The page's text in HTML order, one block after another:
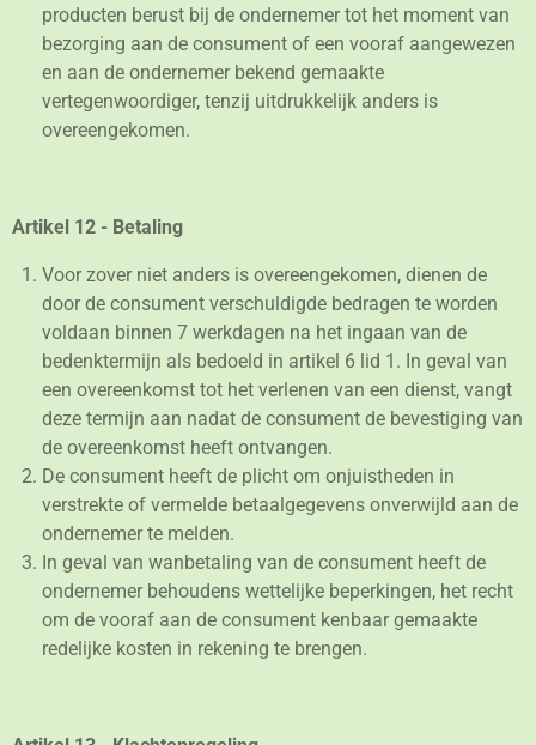
producten berust bij de ondernemer tot het moment van
bezorging aan de consument of een vooraf aangewezen
en aan de ondernemer bekend gemaakte
vertegenwoordiger, tenzij uitdrukkelijk anders is
overeengekomen.
Artikel 12 - Betaling
Voor zover niet anders is overeengekomen, dienen de
door de consument verschuldigde bedragen te worden
voldaan binnen 7 werkdagen na het ingaan van de
bedenktermijn als bedoeld in artikel 6 lid 1. In geval van
een overeenkomst tot het verlenen van een dienst, vangt
deze termijn aan nadat de consument de bevestiging van
de overeenkomst heeft ontvangen.
De consument heeft de plicht om onjuistheden in
verstrekte of vermelde betaalgegevens onverwijld aan de
ondernemer te melden.
In geval van wanbetaling van de consument heeft de
ondernemer behoudens wettelijke beperkingen, het recht
om de vooraf aan de consument kenbaar gemaakte
redelijke kosten in rekening te brengen.